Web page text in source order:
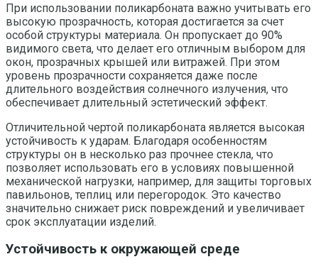
При использовании поликарбоната важно учитывать его
высокую прозрачность, которая достигается за счет
особой структуры материала. Он пропускает до 90%
видимого света, что делает его отличным выбором для
окон, прозрачных крышей или витражей. При этом
уровень прозрачности сохраняется даже после
длительного воздействия солнечного излучения, что
обеспечивает длительный эстетический эффект.
Отличительной чертой поликарбоната является высокая
устойчивость к ударам. Благодаря особенностям
структуры он в несколько раз прочнее стекла, что
позволяет использовать его в условиях повышенной
механической нагрузки, например, для защиты торговых
павильонов, теплиц или перегородок. Это качество
значительно снижает риск повреждений и увеличивает
срок эксплуатации изделий.
Устойчивость к окружающей среде